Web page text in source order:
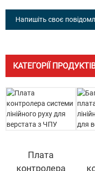
Напишіть своє
КАТЕГОРІЇ
Плата
контролера